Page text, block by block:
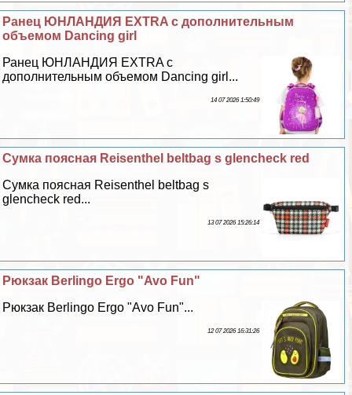
Ранец ЮНЛАНДИЯ EXTRA с дополнительным
объемом Dancing girl
Ранец ЮНЛАНДИЯ EXTRA с
дополнительным объемом Dancing girl...
14 07 2026 1:50:49
Сумка поясная Reisenthel beltbag s glencheck red
Сумка поясная Reisenthel beltbag s
glencheck red...
13 07 2026 15:26:14
Рюкзак Berlingo Ergo "Avo Fun"
Рюкзак Berlingo Ergo "Avo Fun"...
12 07 2026 16:31:26